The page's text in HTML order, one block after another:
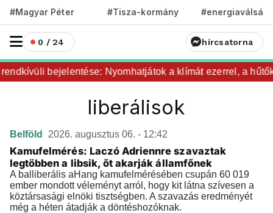
#Magyar Péter #Tisza-kormány #energiaválság
0 / 24 hírcsatorna
bejelentése: Nyomhatjátok a klímát ezerrel, a
liberálisok
Belföld 2026. augusztus 06. - 12:42
Kamufelmérés: Laczó Adriennre szavaztak
legtöbben a libsik, őt akarják államfőnek
A balliberális aHang kamufelmérésében csupán 60 019
ember mondott véleményt arról, hogy kit látna szívesen a
köztársasági elnöki tisztségben. A szavazás eredményét
még a héten átadják a döntéshozóknak.